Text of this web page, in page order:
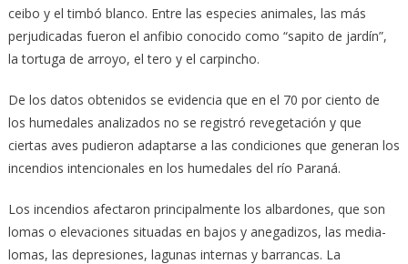
ceibo y el timbó blanco. Entre las especies animales, las más
perjudicadas fueron el anfibio conocido como “sapito de jardín”,
la tortuga de arroyo, el tero y el carpincho.
De los datos obtenidos se evidencia que en el 70 por ciento de
los humedales analizados no se registró revegetación y que
ciertas aves pudieron adaptarse a las condiciones que generan los
incendios intencionales en los humedales del río Paraná.
Los incendios afectaron principalmente los albardones, que son
lomas o elevaciones situadas en bajos y anegadizos, las media-
lomas, las depresiones, lagunas internas y barrancas. La